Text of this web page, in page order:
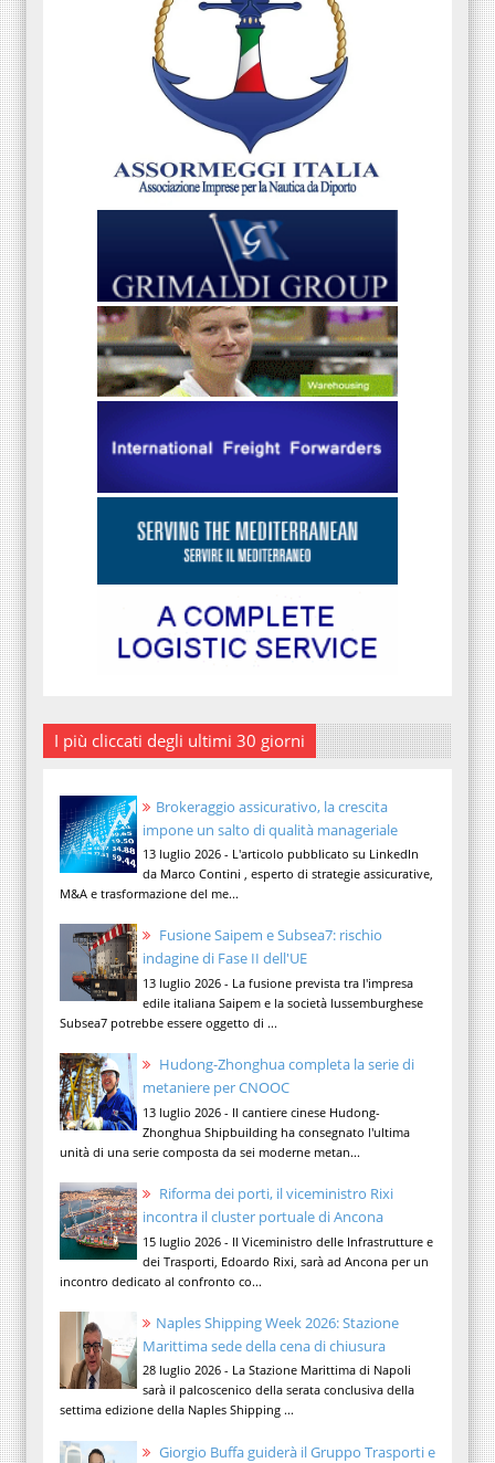
I più cliccati degli ultimi 30 giorni
Brokeraggio assicurativo, la crescita
impone un salto di qualità manageriale
13 luglio 2026 - L'articolo pubblicato su LinkedIn
da Marco Contini , esperto di strategie assicurative,
M&A e trasformazione del me...
Fusione Saipem e Subsea7: rischio
indagine di Fase II dell'UE
13 luglio 2026 - La fusione prevista tra l'impresa
edile italiana Saipem e la società lussemburghese
Subsea7 potrebbe essere oggetto di ...
Hudong-Zhonghua completa la serie di
metaniere per CNOOC
13 luglio 2026 - Il cantiere cinese Hudong-
Zhonghua Shipbuilding ha consegnato l'ultima
unità di una serie composta da sei moderne metan...
Riforma dei porti, il viceministro Rixi
incontra il cluster portuale di Ancona
15 luglio 2026 - Il Viceministro delle Infrastrutture e
dei Trasporti, Edoardo Rixi, sarà ad Ancona per un
incontro dedicato al confronto co...
Naples Shipping Week 2026: Stazione
Marittima sede della cena di chiusura
28 luglio 2026 - La Stazione Marittima di Napoli
sarà il palcoscenico della serata conclusiva della
settima edizione della Naples Shipping ...
Giorgio Buffa guiderà il Gruppo Trasporti e